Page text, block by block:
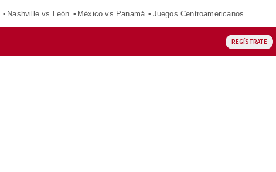
Nashville vs León México vs Panamá Juegos Centroamericanos
REGÍSTRATE